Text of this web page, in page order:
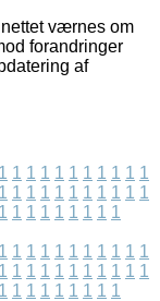
værnes om
forandringer
af
1 1 1 1 1 1 1 1 1 1 1
1 1 1 1 1 1 1 1 1 1 1
1 1 1 1 1 1 1 1 1
1 1 1 1 1 1 1 1 1 1 1
1 1 1 1 1 1 1 1 1 1 1
1 1 1 1 1 1 1 1 1